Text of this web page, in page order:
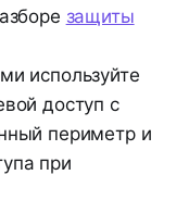
защиты
используйте
доступ с
периметр и
при